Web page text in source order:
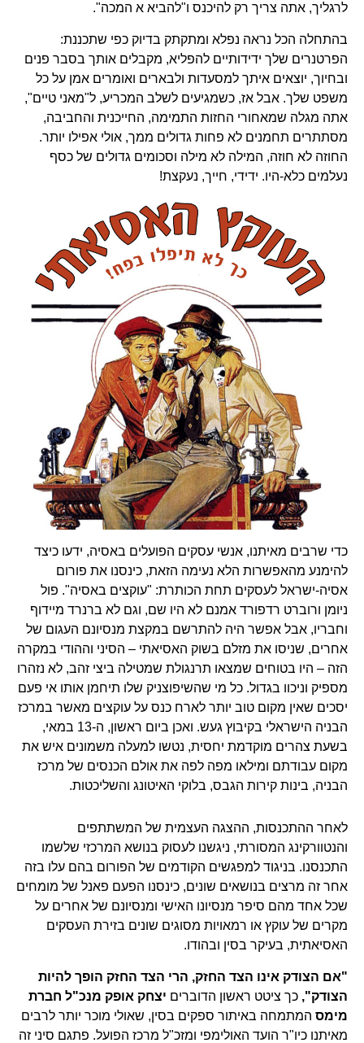
לרגליך, אתה צריך רק להיכנס ו"להביא א המכה".
בהתחלה הכל נראה נפלא ומתקתק בדיוק כפי שתכננת:
הפרטנרים שלך ידידותיים להפליא, מקבלים אותך בסבר פנים
ובחיוך, יוצאים איתך למסעדות ולבארים ואומרים אמן על כל
משפט שלך. אבל אז, כשמגיעים לשלב המכריע, ל"מאני טיים",
אתה מגלה שמאחורי החזות התמימה, החייכנית והחביבה,
מסתתרים תחמנים לא פחות גדולים ממך, אולי אפילו יותר.
החוזה לא חוזה, המילה לא מילה וסכומים גדולים של כסף
נעלמים כלא-היו. ידידי, חייך, נעקצת!
כדי שרבים מאיתנו, אנשי עסקים הפועלים באסיה, ידעו כיצד
להימנע מהאפשרות הלא נעימה הזאת, כינסנו את פורום
אסיה-ישראל לעסקים תחת הכותרת: "עוקצים באסיה". פול
ניומן ורוברט רדפורד אמנם לא היו שם, וגם לא ברנרד מיידוף
וחבריו, אבל אפשר היה להתרשם במקצת מנסיונם העגום של
אחרים, שניסו את מזלם בשוק האסיאתי – הסיני וההודי במקרה
הזה – היו בטוחים שמצאו תרנגולת שמטילה ביצי זהב, לא נזהרו
מספיק וניכוו בגדול. כל מי שהשיפוצניק שלו תיחמן אותו אי פעם
יסכים שאין מקום טוב יותר לארח כנס על עוקצים מאשר במרכז
הבניה הישראלי בקיבוץ געש. ואכן ביום ראשון, ה-13 במאי,
בשעת צהרים מוקדמת יחסית, נטשו למעלה משמונים איש את
מקום עבודתם ומילאו מפה לפה את אולם הכנסים של מרכז
הבניה, בינות קירות הגבס, בלוקי האיטונג והשליכטות.
לאחר ההתכנסות, ההצגה העצמית של המשתתפים
והנטוורקינג המסורתי, ניגשנו לעסוק בנושא המרכזי שלשמו
התכנסנו. בניגוד למפגשים הקודמים של הפורום בהם עלו בזה
אחר זה מרצים בנושאים שונים, כינסנו הפעם פאנל של מומחים
שכל אחד מהם סיפר מנסיונו האישי ומנסיונם של אחרים על
מקרים של עוקץ או רמאויות מסוגים שונים בזירת העסקים
האסיאתית, בעיקר בסין ובהודו.
"אם הצודק אינו הצד החזק, הרי הצד החזק הופך להיות
הצודק", כך ציטט ראשון הדוברים יצחק אופק מנכ"ל חברת
מימס המתמחה באיתור ספקים בסין, שאולי מוכר יותר לרבים
מאיתנו כיו"ר הועד האולימפי ומזכ"ל מרכז הפועל. פתגם סיני זה